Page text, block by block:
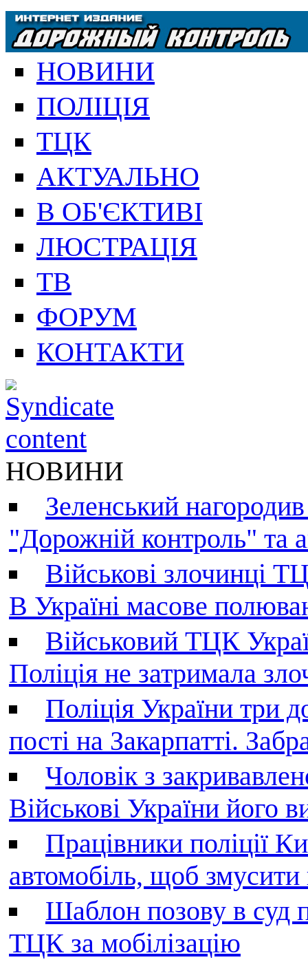
НОВИНИ
ПОЛІЦІЯ
ТЦК
АКТУАЛЬНО
В ОБ'ЄКТИВІ
ЛЮСТРАЦІЯ
ТВ
ФОРУМ
КОНТАКТИ
НОВИНИ
Зеленський
"Дорожній контроль" та
Військові злочинці
В Україні масове
Військовий ТЦК
Поліція не затримала
Поліція України три
пості на Закарпатті.
Чоловік з
Військові України його
Працівники поліції
автомобіль, щоб
Шаблон позову в суд
ТЦК за мобілізацію